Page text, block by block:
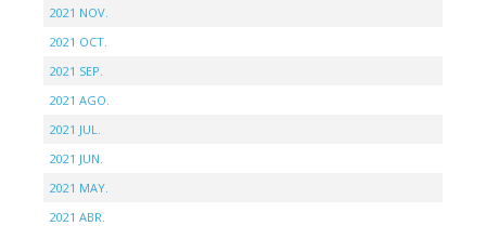
2021 NOV.
2021 OCT.
2021 SEP.
2021 AGO.
2021 JUL.
2021 JUN.
2021 MAY.
2021 ABR.